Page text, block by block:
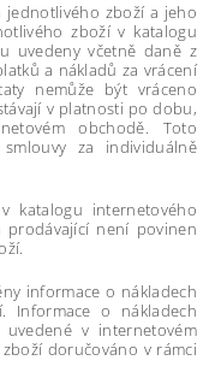
jednotlivého zboží a jeho
zboží v katalogu
uvedeny včetně daně z
a nákladů za vrácení
nemůže být vráceno
v platnosti po dobu,
obchodě. Toto
za individuálně
katalogu internetového
není povinen
informace o nákladech
Informace o nákladech
v internetovém
doručováno v rámci